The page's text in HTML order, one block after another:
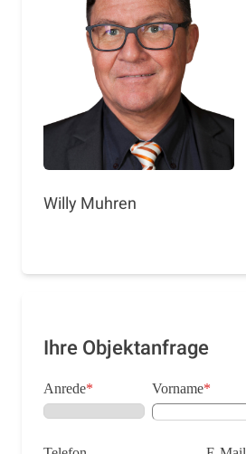
Willy Muhren
Ihre Objektanfrage
Anrede* Vorname*